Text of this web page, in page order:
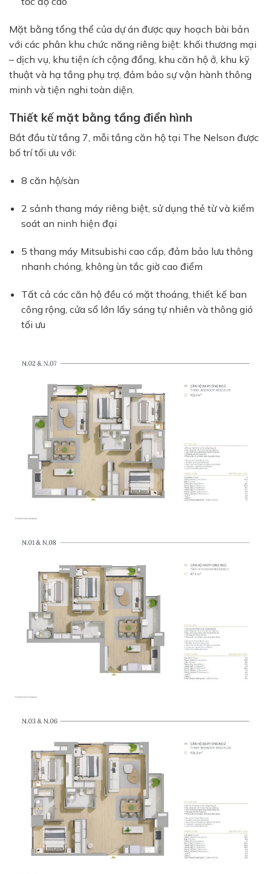
Mặt bằng tổng thể của dự án được quy hoạch bài bản
với các phân khu chức năng riêng biệt: khối thương mại
– dịch vụ, khu tiện ích cộng đồng, khu căn hộ ở, khu kỹ
thuật và hạ tầng phụ trợ, đảm bảo sự vận hành thông
minh và tiện nghi toàn diện.
Thiết kế mặt bằng tầng điển hình
Bắt đầu từ tầng 7, mỗi tầng căn hộ tại The Nelson được
bố trí tối ưu với:
8 căn hộ/sàn
2 sảnh thang máy riêng biệt, sử dụng thẻ từ và kiểm
soát an ninh hiện đại
5 thang máy Mitsubishi cao cấp, đảm bảo lưu thông
nhanh chóng, không ùn tắc giờ cao điểm
Tất cả các căn hộ đều có mặt thoáng, thiết kế ban
công rộng, cửa sổ lớn lấy sáng tự nhiên và thông gió
tối ưu